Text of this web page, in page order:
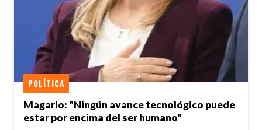
Magario: "Ningún avance tecnológico puede
estar por encima del ser humano"
POLÍTICA